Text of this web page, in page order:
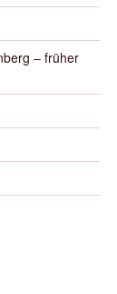
– früher